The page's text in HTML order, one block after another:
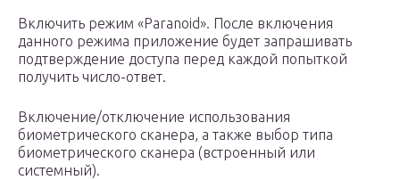
Включить режим «Paranoid». После включения
данного режима приложение будет запрашивать
подтверждение доступа перед каждой попыткой
получить число-ответ.
Включение/отключение использования
биометрического сканера, а также выбор типа
биометрического сканера (встроенный или
системный).